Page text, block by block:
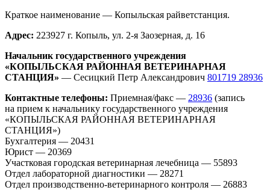
Краткое наименование — Копыльская райветстанция.
Адрес: 223927 г. Копыль, ул. 2-я Заозерная, д. 16
Начальник государственного учреждения
«КОПЫЛЬСКАЯ РАЙОННАЯ ВЕТЕРИНАРНАЯ
СТАНЦИЯ» — Сесицкий Петр Александрович 801719 28936
Контактные телефоны: Приемная/факс — 28936 (запись
на прием к начальнику государственного учреждения
«КОПЫЛЬСКАЯ РАЙОННАЯ ВЕТЕРИНАРНАЯ
СТАНЦИЯ»)
Бухгалтерия — 20431
Юрист — 20369
Участковая городская ветеринарная лечебница — 55893
Отдел лабораторной диагностики — 28271
Отдел производственно-ветеринарного контроля — 26883